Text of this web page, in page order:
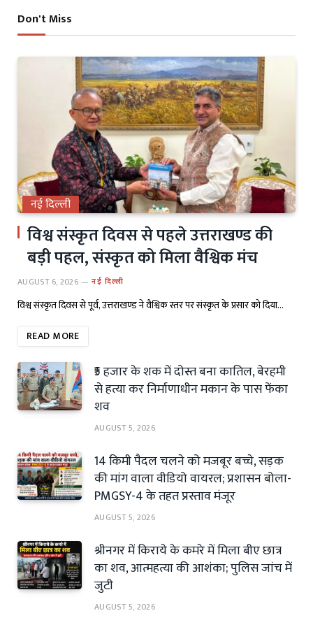
Don't Miss
नई दिल्ली
विश्व संस्कृत दिवस से पहले उत्तराखण्ड की
बड़ी पहल, संस्कृत को मिला वैश्विक मंच
AUGUST 6, 2026 नई दिल्ली
विश्व संस्कृत दिवस से पूर्व, उत्तराखण्ड ने वैश्विक स्तर पर संस्कृत के प्रसार को दिया…
READ MORE
₹5 हजार के शक में दोस्त बना कातिल, बेरहमी
से हत्या कर निर्माणाधीन मकान के पास फेंका
शव
AUGUST 5, 2026
14 किमी पैदल चलने को मजबूर बच्चे, सड़क
की मांग वाला वीडियो वायरल; प्रशासन बोला-
PMGSY-4 के तहत प्रस्ताव मंजूर
AUGUST 5, 2026
श्रीनगर में किराये के कमरे में मिला बीए छात्र
का शव, आत्महत्या की आशंका; पुलिस जांच में
जुटी
AUGUST 5, 2026